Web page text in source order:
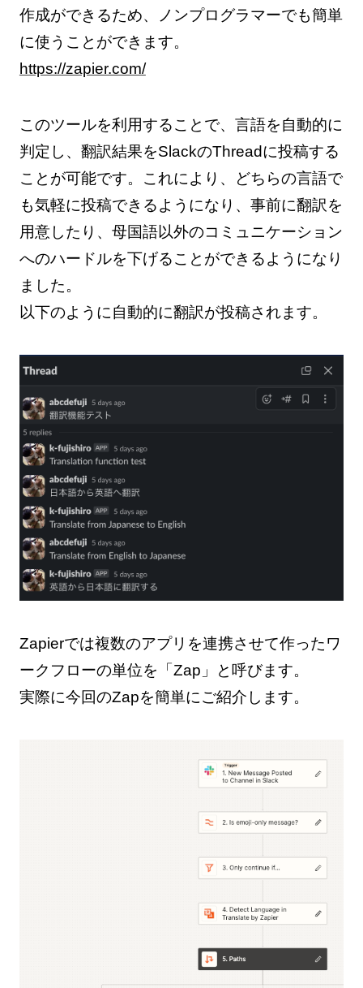
作成ができるため、ノンプログラマーでも簡単
に使うことができます。
https://zapier.com/
このツールを利用することで、言語を自動的に
判定し、翻訳結果をSlackのThreadに投稿する
ことが可能です。これにより、どちらの言語で
も気軽に投稿できるようになり、事前に翻訳を
用意したり、母国語以外のコミュニケーション
へのハードルを下げることができるようになり
ました。
以下のように自動的に翻訳が投稿されます。
Zapierでは複数のアプリを連携させて作ったワ
ークフローの単位を「Zap」と呼びます。
実際に今回のZapを簡単にご紹介します。